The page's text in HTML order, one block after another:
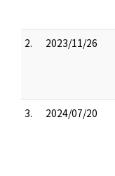
2. 2023/11/26
3. 2024/07/20